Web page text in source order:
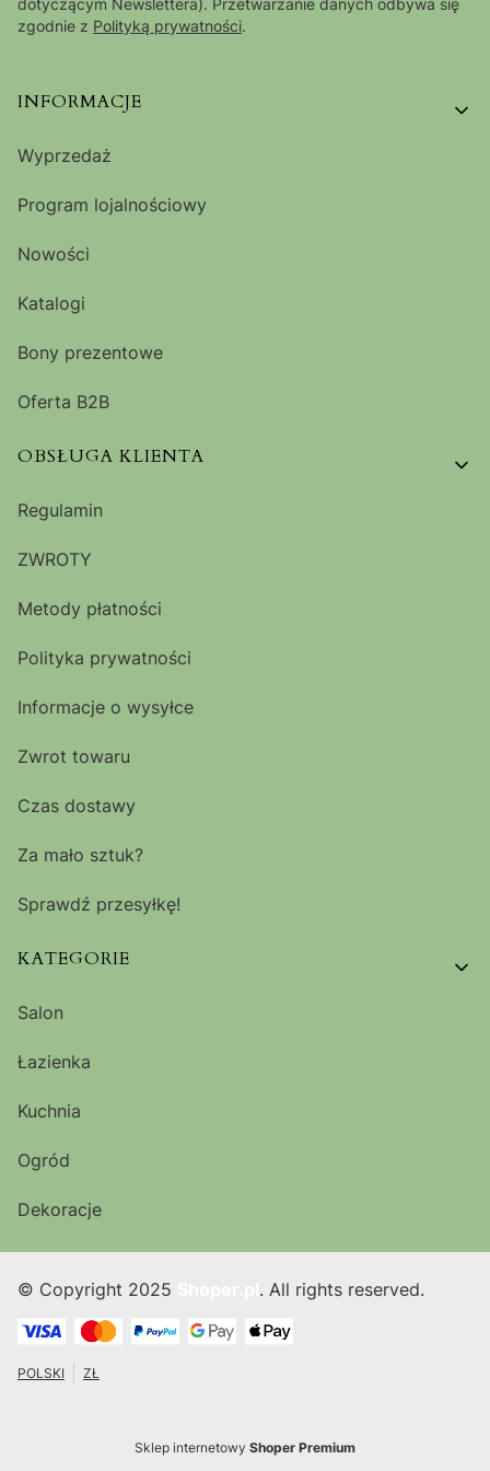
zgodnie z Polityką prywatności.
Linki w stopce
INFORMACJE
Wyprzedaż
Program lojalnościowy
Nowości
Katalogi
Bony prezentowe
Oferta B2B
OBSŁUGA KLIENTA
Regulamin
ZWROTY
Metody płatności
Polityka prywatności
Informacje o wysyłce
Zwrot towaru
Czas dostawy
Za mało sztuk?
Sprawdź przesyłkę!
KATEGORIE
Salon
Łazienka
Kuchnia
Ogród
Dekoracje
© Copyright 2025 . All rights reserved.
POLSKI ZŁ
Sklep internetowy Shoper Premium